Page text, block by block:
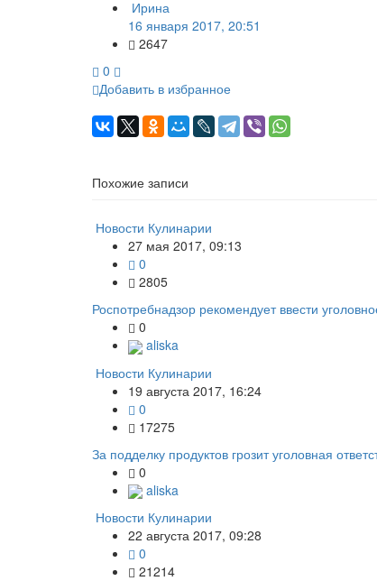
Ирина
16 января 2017, 20:51
2647
0
Добавить в избранное
Похожие записи
Новости Кулинарии
27 мая 2017, 09:13
0
2805
Роспотребнадзор рекомендует ввести
0
aliska
Новости Кулинарии
19 августа 2017, 16:24
0
17275
За подделку продуктов грозит уголовная
0
aliska
Новости Кулинарии
22 августа 2017, 09:28
0
21214